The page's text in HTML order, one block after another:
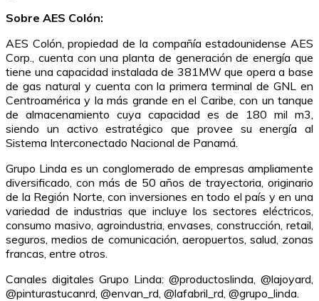
Sobre AES Colón:
AES Colón, propiedad de la compañía estadounidense AES
Corp., cuenta con una planta de generación de energía que
tiene una capacidad instalada de 381MW que opera a base
de gas natural y cuenta con la primera terminal de GNL en
Centroamérica y la más grande en el Caribe, con un tanque
de almacenamiento cuya capacidad es de 180 mil m3,
siendo un activo estratégico que provee su energía al
Sistema Interconectado Nacional de Panamá.
Grupo Linda es un conglomerado de empresas ampliamente
diversificado, con más de 50 años de trayectoria, originario
de la Región Norte, con inversiones en todo el país y en una
variedad de industrias que incluye los sectores eléctricos,
consumo masivo, agroindustria, envases, construcción, retail,
seguros, medios de comunicación, aeropuertos, salud, zonas
francas, entre otros.
Canales digitales Grupo Linda: @productoslinda, @lajoyard,
@pinturastucanrd, @envan_rd, @lafabril_rd, @grupo_linda.